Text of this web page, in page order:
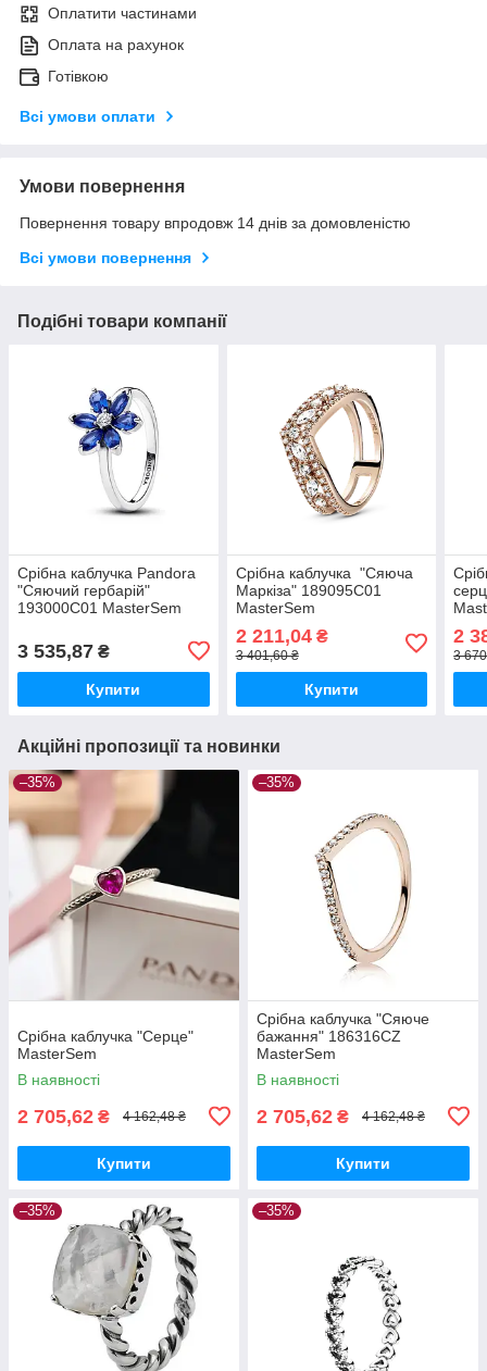
Оплатити частинами
Оплата на рахунок
Готівкою
Всі умови оплати
Умови повернення
Повернення товару впродовж 14 днів за домовленістю
Всі умови повернення
Подібні товари компанії
Срібна каблучка Pandora
"Сяючий гербарій"
193000C01 MasterSem
3 535,87 ₴
Купити
Срібна каблучка "Сяюча
Маркіза" 189095C01
MasterSem
2 211,04₴
3 401,60 ₴
Купити
2
3
Акційні пропозиції та новинки
–35%
Срібна каблучка "Серце"
MasterSem
В наявності
2 705,62 ₴ 4 162,48 ₴
Купити
–35%
Срібна каблучка "Сяюче
бажання" 186316CZ
MasterSem
В наявності
2 705,62 ₴ 4 162,48 ₴
Купити
–35% –35%